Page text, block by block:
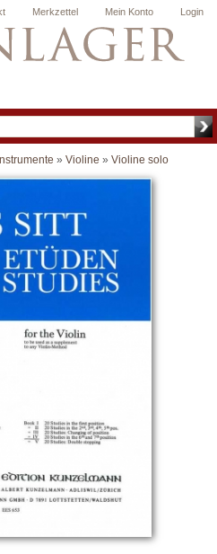
Login
Mein Konto
Merkzettel
» Violine » Violine solo